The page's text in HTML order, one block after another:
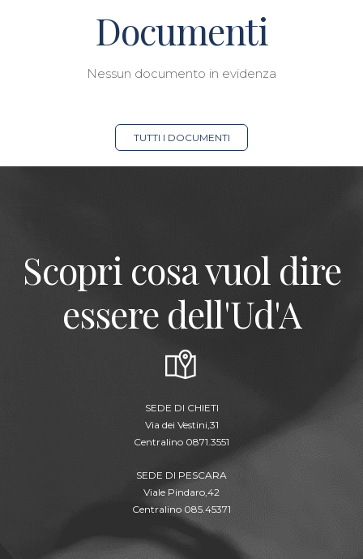
Documenti
Nessun documento in evidenza
TUTTI I DOCUMENTI
Scopri cosa vuol dire
essere dell'Ud'A
SEDE DI CHIETI
Via dei Vestini,31
Centralino 0871.3551
SEDE DI PESCARA
Viale Pindaro,42
Centralino 085.45371